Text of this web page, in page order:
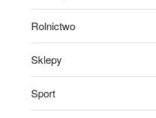
Rolnictwo
Sklepy
Sport